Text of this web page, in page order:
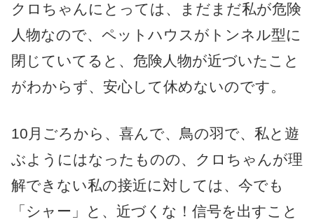
クロちゃんにとっては、まだまだ私が危険
人物なので、ペットハウスがトンネル型に
閉じていてると、危険人物が近づいたこと
がわからず、安心して休めないのです。
10月ごろから、喜んで、鳥の羽で、私と遊
ぶようにはなったものの、クロちゃんが理
解できない私の接近に対しては、今でも
「シャー」と、近づくな！信号を出すこと